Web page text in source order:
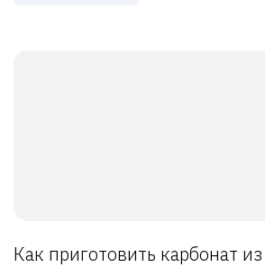
Как приготовить карбонат